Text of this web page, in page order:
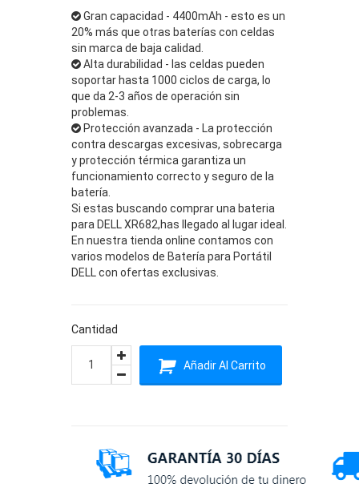
Gran capacidad - 4400mAh - esto es un
20% más que otras baterías con celdas
sin marca de baja calidad.
Alta durabilidad - las celdas pueden
soportar hasta 1000 ciclos de carga, lo
que da 2-3 años de operación sin
problemas.
Protección avanzada - La protección
contra descargas excesivas, sobrecarga
y protección térmica garantiza un
funcionamiento correcto y seguro de la
batería.
Si estas buscando comprar una bateria
para DELL XR682,has llegado al lugar ideal.
En nuestra tienda online contamos con
varios modelos de Batería para Portátil
DELL con ofertas exclusivas.
Cantidad
Añadir Al Carrito